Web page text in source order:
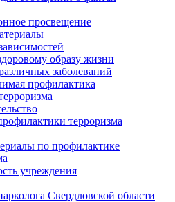
просвещение
образу жизни
заболеваний
профилактика
терроризма
по профилактике
учреждения
Свердловской области